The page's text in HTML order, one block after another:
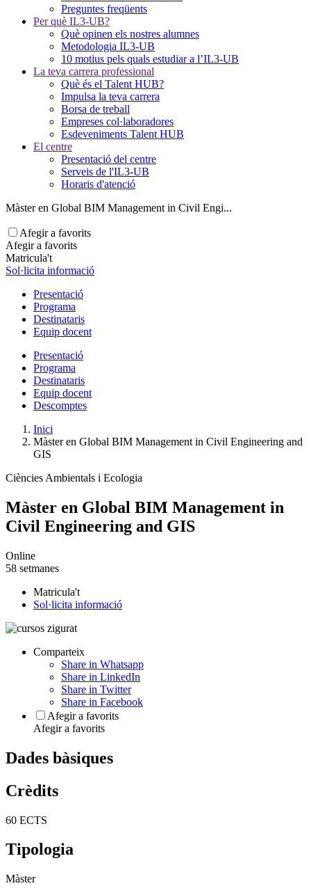
Preguntes freqüents
Per què IL3-UB?
Què opinen els nostres alumnes
Metodologia IL3-UB
10 motius pels quals estudiar a l’IL3-UB
La teva carrera professional
Què és el Talent HUB?
Impulsa la teva carrera
Borsa de treball
Empreses col·laboradores
Esdeveniments Talent HUB
El centre
Presentació del centre
Serveis de l'IL3-UB
Horaris d'atenció
Màster en Global BIM Management in Civil Engi...
Afegir a favorits
Afegir a favorits
Matricula't
Sol·licita informació
Presentació
Programa
Destinataris
Equip docent
Presentació
Programa
Destinataris
Equip docent
Descomptes
Inici
Màster en Global BIM Management in Civil Engineering and
GIS
Ciències Ambientals i Ecologia
Màster en Global BIM Management in
Civil Engineering and GIS
Online
58 setmanes
Matricula't
Sol·licita informació
Comparteix
Share in Whatsapp
Share in LinkedIn
Share in Twitter
Share in Facebook
Afegir a favorits
Afegir a favorits
Dades bàsiques
Crèdits
60 ECTS
Tipologia
Màster